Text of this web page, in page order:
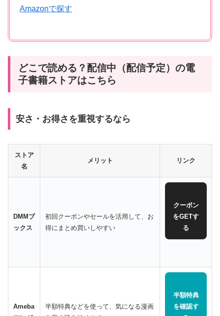
Amazonで探す
どこで読める？配信中（配信予定）の電
子書籍ストアはこちら
安さ・お得さを重視するなら
ストア
名
メリット リンク
DMMブ
ックス
初回クーポンやセールを活用して、お
得にまとめ買いしやすい
クーポン
をGETす
る
Ameba
半額特典などを使って、気になる漫画
半額特典
を確認す